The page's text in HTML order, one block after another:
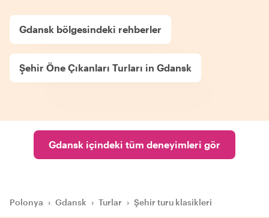
Gdansk bölgesindeki rehberler
Şehir Öne Çıkanları Turları in Gdansk
Gdansk içindeki tüm deneyimleri gör
Polonya › Gdansk › Turlar › Şehir turu klasikleri